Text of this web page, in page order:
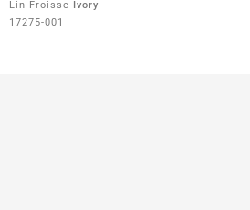
Lin Froisse
Ivory
17275-001